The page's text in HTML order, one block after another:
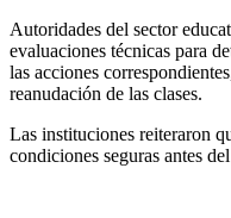
Autoridades del sector
evaluaciones técnicas para
las acciones
reanudación de las clases.
Las instituciones reiteraron
condiciones seguras antes